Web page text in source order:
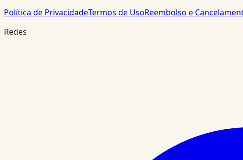
Política de PrivacidadeTermos de UsoReembolso e
Redes